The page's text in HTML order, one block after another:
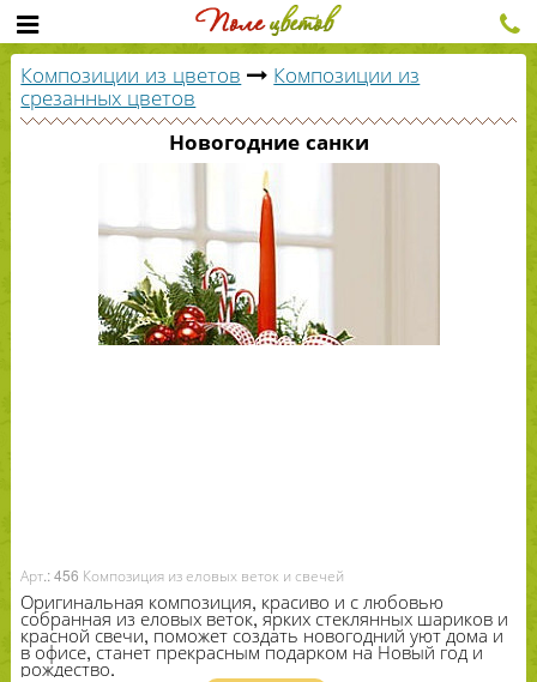
Композиции из цветов Композиции из
срезанных цветов
Новогодние санки
Арт.: 456 Композиция из еловых веток и свечей
Оригинальная композиция, красиво и с любовью
собранная из еловых веток, ярких стеклянных шариков и
красной свечи, поможет создать новогодний уют дома и
в офисе, станет прекрасным подарком на Новый год и
рождество.